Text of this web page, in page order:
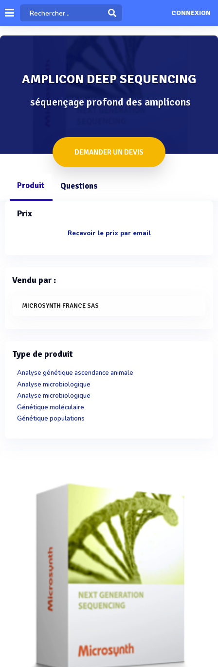
CONNEXION
AMPLICON DEEP SEQUENCING
séquençage profond des amplicons
DEMANDER UN DEVIS
Produit Questions
Prix
Recevoir le prix par email
Vendu par :
MICROSYNTH FRANCE SAS
Type de produit
Analyse génétique ascendance animale
Analyse microbiologique
Analyse microbiologique
Génétique moléculaire
Génétique populations